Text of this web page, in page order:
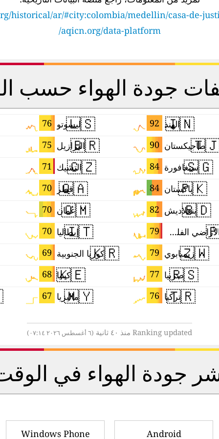
historical/ar/#city:colombia/medellin/casa-de-
aqicn.org/data-platform/
جودة الهواء حسب
🇮🇳
الهند
طاجيكستان
🇸🇬سنغافورة
🇵🇰باكستان
🇧🇩بنغلاديش
الأراضي الفلسطينية
🇿🇼زيمبابوي
🇷🇸
صربيا
🇹🇷
تركيا
🇱🇸 92 ليسوتو
🇧🇷 90 البرازيل
🇨🇿 84 التشيك
🇶🇦 84 قطر
🇴🇲 82 عُمان
🇮🇹 79 إيطاليا
🇰🇷 79 كوريا الجنوبية
🇰🇪 77 كينيا
🇲🇾 76 ماليزيا
76
75
71
70
70
70
69
68
67
Ranking updated منذ ٤٠ ثانية (٦ أغسطس ٢٠٢٦ ٠٧:١٤)
جودة الهواء في
Android
Windows Phone